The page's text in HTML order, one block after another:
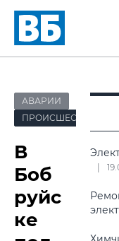
АВАРИИ
ПРОИСШЕСТВИЯ
В
Боб
руйс
ке